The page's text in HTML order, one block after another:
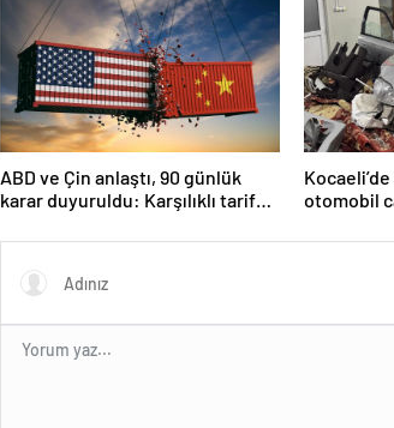
ABD ve Çin anlaştı, 90 günlük
karar duyuruldu: Karşılıklı tarife
otomobil